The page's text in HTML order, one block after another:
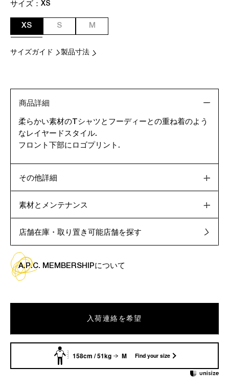
サイズ： XS
XS S M
サイズガイド 製品寸法
商品詳細
柔らかい素材のTシャツとフーディーとの重ね着のよう
なレイヤードスタイル.
フロント下部にロゴプリント.
その他詳細
素材とメンテナンス
店舗在庫・取り置き可能店舗を探す
A.P.C. MEMBERSHIPについて
入荷連絡を希望
158cm / 51kg M Find your size